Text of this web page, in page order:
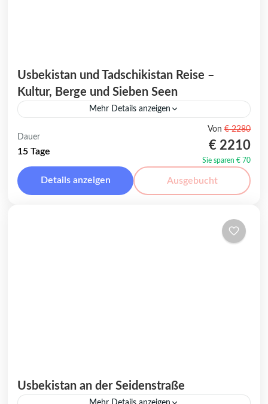
Usbekistan und Tadschikistan Reise –
Kultur, Berge und Sieben Seen
Mehr Details anzeigen
Entdecken Sie auf einer faszinierenden
Usbekistan und Tadschikistan Reise
kulturelle Schätze und atemberaubende
Landschaften – zwei Juwelen in
Zentralasien, die Abenteurer willkommen
Tadschikistan,Buchara Chiwa Chudschand,
Duschanbe,Samarkand Taschkent,Usbekistan
Dauer
15 Tage
Von € 2280
€ 2210
Sie sparen € 70
Details anzeigen Ausgebucht
Usbekistan an der Seidenstraße